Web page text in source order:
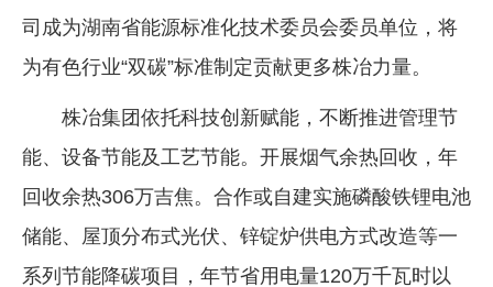
司成为湖南省能源标准化技术委员会委员单位，将
为有色行业“双碳”标准制定贡献更多株冶力量。
株冶集团依托科技创新赋能，不断推进管理节
能、设备节能及工艺节能。开展烟气余热回收，年
回收余热306万吉焦。合作或自建实施磷酸铁锂电池
储能、屋顶分布式光伏、锌锭炉供电方式改造等一
系列节能降碳项目，年节省用电量120万千瓦时以